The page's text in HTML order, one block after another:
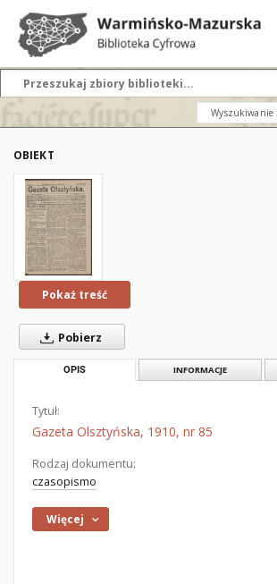
Wyszukiwanie
OBIEKT
Pokaż treść
Pobierz
OPIS INFORMACJE
Tytuł:
Gazeta Olsztyńska, 1910, nr 85
Rodzaj dokumentu:
czasopismo
Więcej